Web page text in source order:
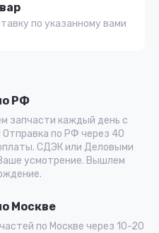
РФ
запчасти каждый день с
Отправка по РФ через 40
СДЭК или Деловыми
усмотрение. Вышлем
Москве
по Москве через 10-20
по указанному вами